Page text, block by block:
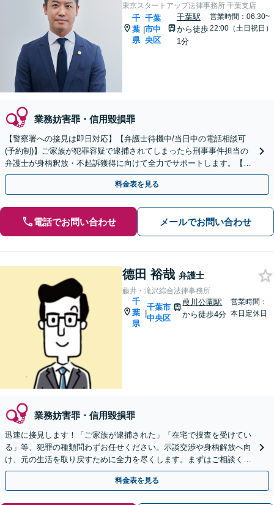
東京スタートアップ法律事務所 千葉支店
千
葉
県
|
千葉
市中
央区
千葉駅
から徒歩
1分
営業時間：06:30~
22:00（土日祝日）
業務妨害罪・信用毀損罪
【警察署への接見は即日対応】【弁護士待機中/当日中の電話相談可
(予約制)】ご家族が犯罪容疑で逮捕されてしまったら刑事事件担当の
弁護士が身柄釈放・不起訴獲得に向けて全力でサポートします。【毎
月100名以上の相談実績】【千葉県対応】
料金表を見る
電話でお問い合わせ メールでお問い合わせ
德田 裕哉 弁護士
藤井・滝沢綜合法律事務所
千
葉
県
|
千葉市
中央区
葭川公園駅
から徒歩4分
営業時間：
本日定休日
業務妨害罪・信用毀損罪
迅速に接見します！「ご家族が逮捕された」「在宅で捜査を受けてい
る」等、犯罪の種類問わずお任せください。示談交渉や身柄解放へ向
け、元の生活を取り戻すために全力を尽くします。まずはご相談くだ
さい【事前予約で休日・夜間面談可】
料金表を見る